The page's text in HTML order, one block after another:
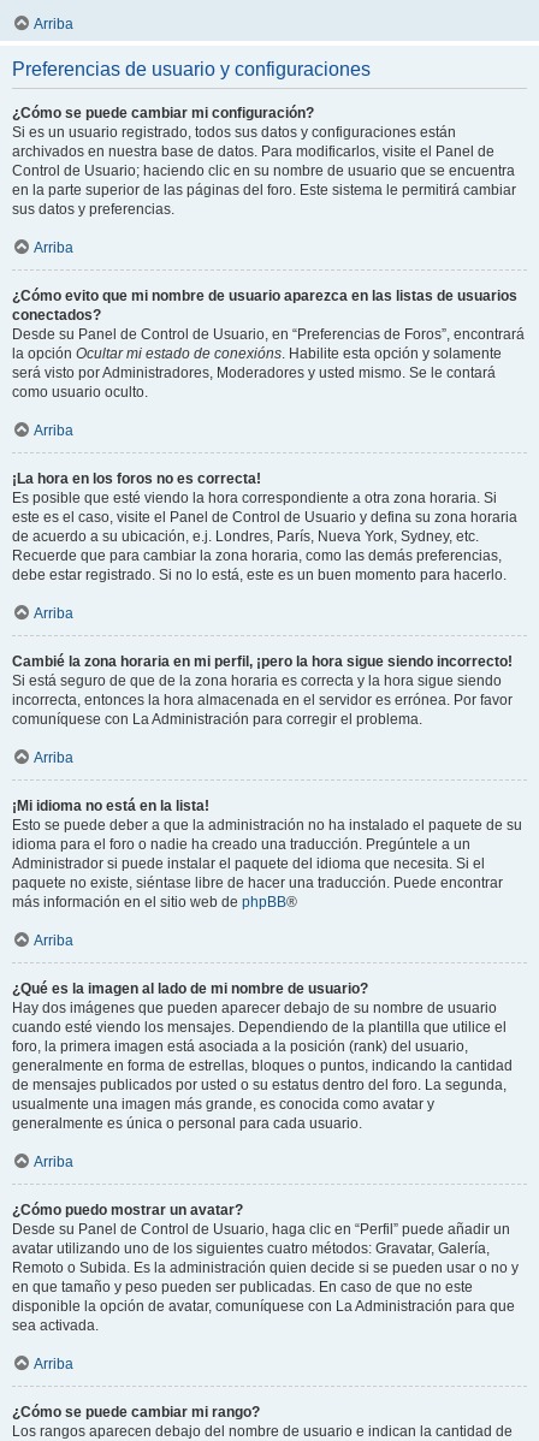
Arriba
Preferencias de usuario y configuraciones
¿Cómo se puede cambiar mi configuración?
Si es un usuario registrado, todos sus datos y configuraciones están
archivados en nuestra base de datos. Para modificarlos, visite el Panel de
Control de Usuario; haciendo clic en su nombre de usuario que se encuentra
en la parte superior de las páginas del foro. Este sistema le permitirá cambiar
sus datos y preferencias.
Arriba
¿Cómo evito que mi nombre de usuario aparezca en las listas de usuarios
conectados?
Desde su Panel de Control de Usuario, en “Preferencias de Foros”, encontrará
la opción Ocultar mi estado de conexións. Habilite esta opción y solamente
será visto por Administradores, Moderadores y usted mismo. Se le contará
como usuario oculto.
Arriba
¡La hora en los foros no es correcta!
Es posible que esté viendo la hora correspondiente a otra zona horaria. Si
este es el caso, visite el Panel de Control de Usuario y defina su zona horaria
de acuerdo a su ubicación, e.j. Londres, París, Nueva York, Sydney, etc.
Recuerde que para cambiar la zona horaria, como las demás preferencias,
debe estar registrado. Si no lo está, este es un buen momento para hacerlo.
Arriba
Cambié la zona horaria en mi perfil, ¡pero la hora sigue siendo incorrecto!
Si está seguro de que de la zona horaria es correcta y la hora sigue siendo
incorrecta, entonces la hora almacenada en el servidor es errónea. Por favor
comuníquese con La Administración para corregir el problema.
Arriba
¡Mi idioma no está en la lista!
Esto se puede deber a que la administración no ha instalado el paquete de su
idioma para el foro o nadie ha creado una traducción. Pregúntele a un
Administrador si puede instalar el paquete del idioma que necesita. Si el
paquete no existe, siéntase libre de hacer una traducción. Puede encontrar
más información en el sitio web de phpBB®
Arriba
¿Qué es la imagen al lado de mi nombre de usuario?
Hay dos imágenes que pueden aparecer debajo de su nombre de usuario
cuando esté viendo los mensajes. Dependiendo de la plantilla que utilice el
foro, la primera imagen está asociada a la posición (rank) del usuario,
generalmente en forma de estrellas, bloques o puntos, indicando la cantidad
de mensajes publicados por usted o su estatus dentro del foro. La segunda,
usualmente una imagen más grande, es conocida como avatar y
generalmente es única o personal para cada usuario.
Arriba
¿Cómo puedo mostrar un avatar?
Desde su Panel de Control de Usuario, haga clic en “Perfil” puede añadir un
avatar utilizando uno de los siguientes cuatro métodos: Gravatar, Galería,
Remoto o Subida. Es la administración quien decide si se pueden usar o no y
en que tamaño y peso pueden ser publicadas. En caso de que no este
disponible la opción de avatar, comuníquese con La Administración para que
sea activada.
Arriba
¿Cómo se puede cambiar mi rango?
Los rangos aparecen debajo del nombre de usuario e indican la cantidad de